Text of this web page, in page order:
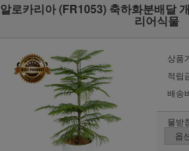
알로카리아 (FR1053) 축하화분배달
리어식물
상품
적립
배송
물받